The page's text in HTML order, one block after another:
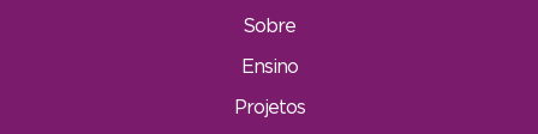
Sobre
Ensino
Projetos